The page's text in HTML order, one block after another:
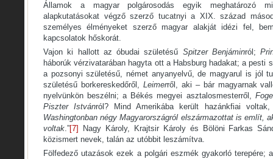
Államok a magyar polgárosodás egyik meghatározó
alapkutatásokat végző szerző tucatnyi a XIX. század
személyes élményeket szerző magyar alakját idézi fel,
kapcsolatok hőskorát.
Vajon ki hallott az óbudai születésű Spitzer Benjáminról;
háborúk vérzivatarában hagyta ott a Habsburg hadakat; a pesti
a pozsonyi születésű, német anyanyelvű, de magyarul is jól
születésű borkereskedőről, Leimerről, aki – bár magyarnak
nyelvünkön beszélni; a Békés megyei asztalosmesterről,
Piszter Istvánról? Mind Amerikába került hazánkfiai
Washingtonban négy Magyarországról elszármazottat is említ,
voltak.”[7]
Nagy Károly, Krajtsir Károly és Bölöni Farkas
közismert nevek, talán az utóbbit leszámítva.
Fölfedező utazások ezek a polgári eszmék gyakorló terepére;